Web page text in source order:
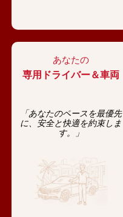
あなたの
専用ドライバー＆車両
「あなたのペースを最優先
に、安全と快適を約束しま
す。」